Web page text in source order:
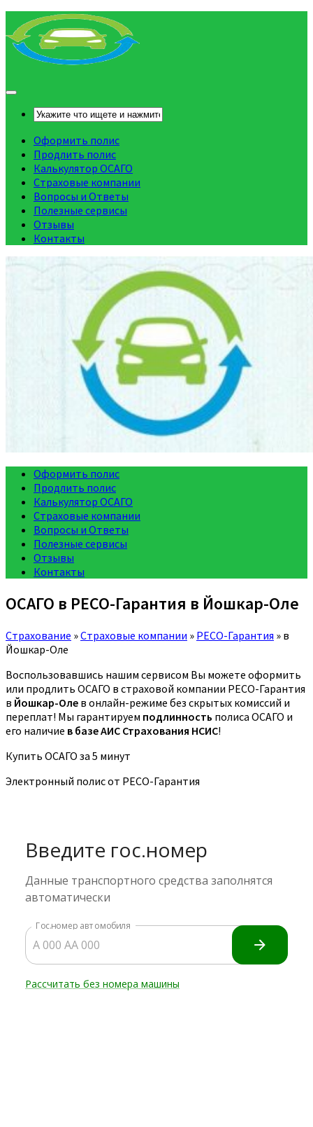
Оформить полис
Продлить полис
Калькулятор ОСАГО
Страховые компании
Вопросы и Ответы
Полезные сервисы
Отзывы
Контакты
Оформить полис
Продлить полис
Калькулятор ОСАГО
Страховые компании
Вопросы и Ответы
Полезные сервисы
Отзывы
Контакты
ОСАГО в РЕСО-Гарантия в Йошкар-Оле
Страхование »Страховые компании » РЕСО-Гарантия » в
Йошкар-Оле
Воспользовавшись нашим сервисом Вы можете оформить
или продлить ОСАГО в страховой компании РЕСО-Гарантия
в Йошкар-Оле в онлайн-режиме без скрытых комиссий и
переплат! Мы гарантируем подлинность полиса ОСАГО и
его наличие в базе АИС Страхования НСИС!
Купить ОСАГО за 5 минут
Электронный полис от РЕСО-Гарантия